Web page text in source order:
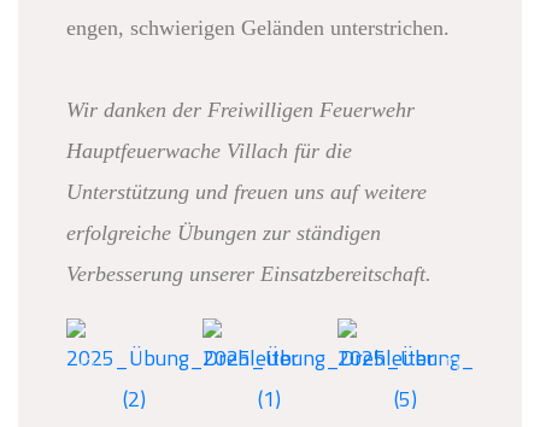
engen, schwierigen Geländen unterstrichen.
Wir danken der Freiwilligen Feuerwehr
Hauptfeuerwache Villach für die
Unterstützung und freuen uns auf weitere
erfolgreiche Übungen zur ständigen
Verbesserung unserer Einsatzbereitschaft.